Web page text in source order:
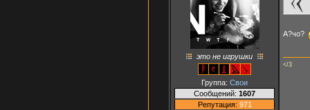
это не игрушки
Группа: Свои
Сообщений: 1607
Репутация: 971
А?чо?
</3